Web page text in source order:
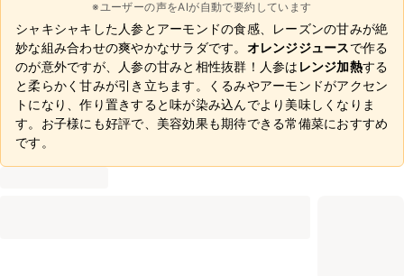
※ユーザーの声をAIが自動で要約しています
シャキシャキした人参とアーモンドの食感、レーズンの甘みが絶
妙な組み合わせの爽やかなサラダです。 オレンジジュースで作る
のが意外ですが、人参の甘みと相性抜群！人参は レンジ加熱する
と柔らかく甘みが引き立ちます。くるみやアーモンドがアクセン
トになり、作り置きすると味が染み込んでより美味しくなりま
す。お子様にも好評で、美容効果も期待できる常備菜におすすめ
です。